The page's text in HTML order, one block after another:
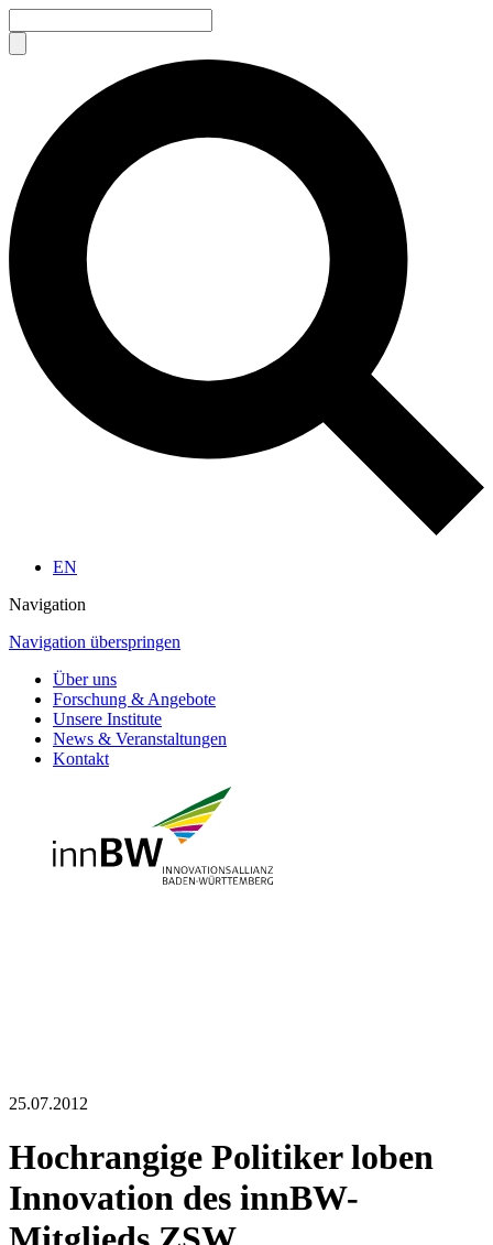
EN
Navigation
Navigation überspringen
Über uns
Forschung & Angebote
Unsere Institute
News & Veranstaltungen
Kontakt
25.07.2012
Hochrangige Politiker loben
Innovation des innBW-